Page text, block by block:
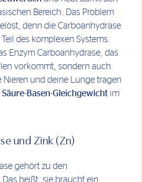
Bereich. Das Problem
denn die Carboanhydrase
des komplexen Systems.
Enzym Carboanhydrase, das
vorkommt, sondern auch
Nieren und deine Lunge tragen
Säure-Basen-Gleichgewicht im
und Zink (Zn)
gehört zu den
heißt, sie braucht ein